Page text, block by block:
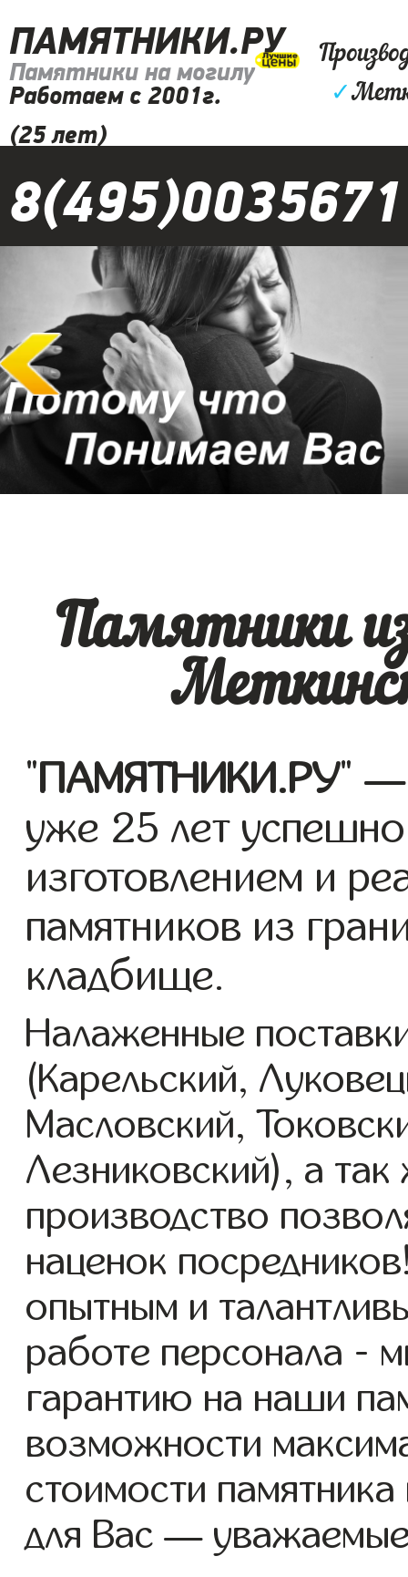
ПАМЯТНИКИ.РУ
Памятники на могилу
Работаем с 2001г.
(25 лет)
✓
8(495)0035671
Памятники
"ПАМЯТНИКИ.РУ" —
уже 25 лет
изготовлением и
памятников из
кладбище.
Налаженные
(Карельский,
Масловский,
Лезниковский), а
производство
наценок
опытным и
работе персонала -
гарантию на наши
возможности
стоимости
для Вас —